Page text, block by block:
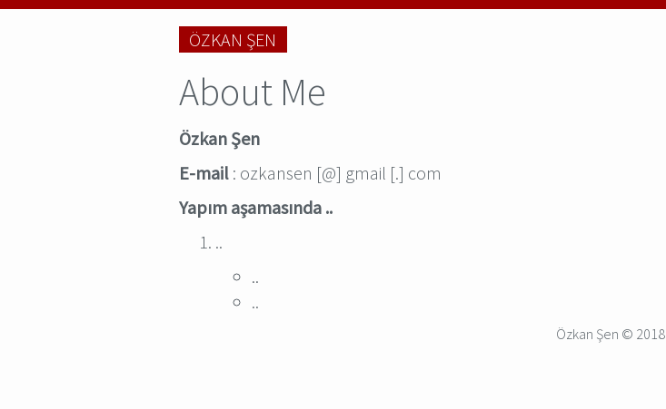
ÖZKAN ŞEN
About Me
Özkan Şen
E-mail : ozkansen [@] gmail [.] com
Yapım aşamasında ..
..
..
..
Özkan Şen © 2018